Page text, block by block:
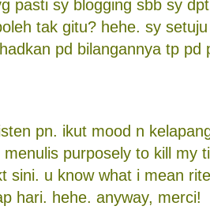
pasti sy blogging sbb sy
tak gitu? hehe. sy
pd bilangannya tp pd
pn. ikut mood n
purposely to kill my
sini. u know what i mean
hari. hehe. anyway, merci!